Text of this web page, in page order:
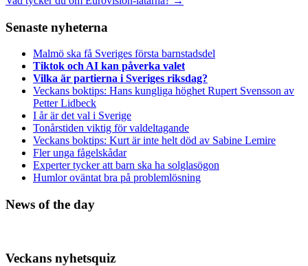
Senaste nyheterna
Malmö ska få Sveriges första barnstadsdel
Tiktok och AI kan påverka valet
Vilka är partierna i Sveriges riksdag?
Veckans boktips: Hans kungliga höghet Rupert Svensson av
Petter Lidbeck
I år är det val i Sverige
Tonårstiden viktig för valdeltagande
Veckans boktips: Kurt är inte helt död av Sabine Lemire
Fler unga fågelskådar
Experter tycker att barn ska ha solglasögon
Humlor oväntat bra på problemlösning
News of the day
Veckans nyhetsquiz